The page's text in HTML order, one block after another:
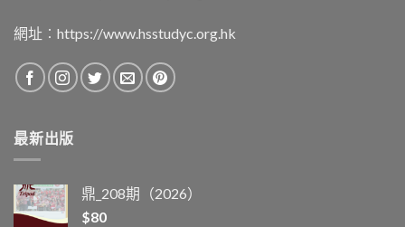
網址︰ https://www.hsstudyc.org.hk
最新出版
鼎_208期（2026）
$80